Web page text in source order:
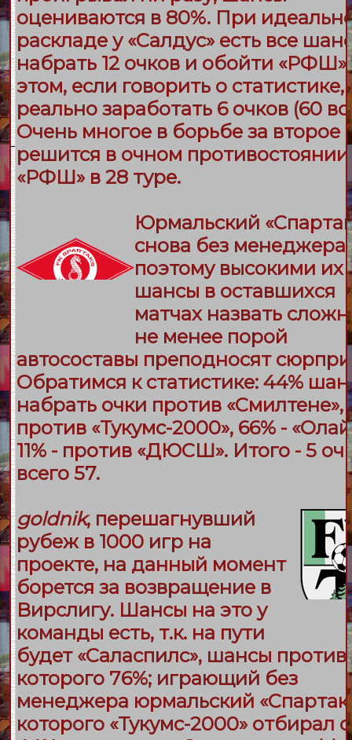
оцениваются в 80%. При
раскладе у «Салдус» есть все
набрать 12 очков и обойти «РФШ
этом, если говорить о статистике,
реально заработать 6 очков (60
Очень многое в борьбе за второе
решится в очном противостоянии
«РФШ» в 28 туре.
Юрмальский «
снова без менеджера,
поэтому высокими их
шансы в оставшихся
матчах назвать
не менее порой
автосоставы преподносят
Обратимся к статистике: 44%
набрать очки против «Смилтене»,
против «Тукумс-2000», 66% - «
11% - против «ДЮСШ». Итого - 5
всего 57.
goldnik, перешагнувший
рубеж в 1000 игр на
проекте, на данный момент
борется за возвращение в
Вирслигу. Шансы на это у
команды есть, т.к. на пути
будет «Саласпилс», шансы против
которого 76%; играющий без
менеджера юрмальский «Спартак
которого «Тукумс-2000» отбирал